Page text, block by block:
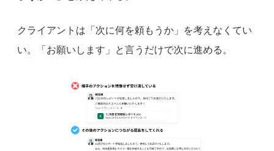
クライアントは「次に何を頼もうか」を考えなくてい
い。「お願いします」と言うだけで次に進める。